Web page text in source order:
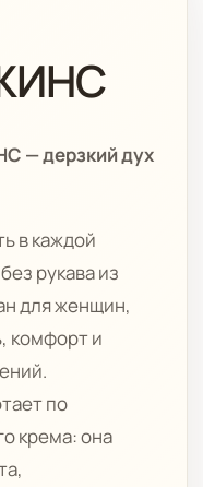
— дерзкий дух
в каждой
рукава из
для женщин,
комфорт и
по
крема: она